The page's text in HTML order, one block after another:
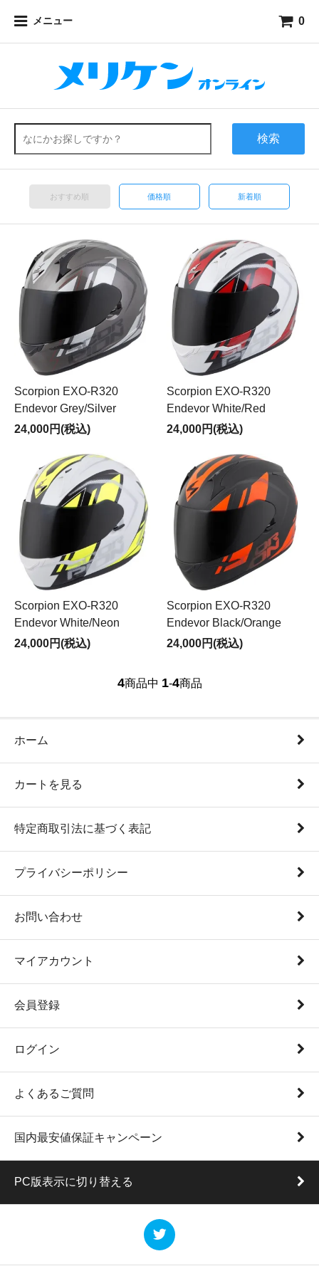
メニュー 0
検索
おすすめ順 価格順 新着順
Scorpion EXO-R320
Endevor Grey/Silver
24,000円(税込)
Scorpion EXO-R320
Endevor White/Red
24,000円(税込)
Scorpion EXO-R320
Endevor White/Neon
24,000円(税込)
Scorpion EXO-R320
Endevor Black/Orange
24,000円(税込)
4商品中 1-4商品
ホーム
カートを見る
特定商取引法に基づく表記
プライバシーポリシー
お問い合わせ
マイアカウント
会員登録
ログイン
よくあるご質問
国内最安値保証キャンペーン
PC版表示に切り替える